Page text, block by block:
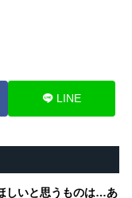
LINE
しいと思うものは…あ